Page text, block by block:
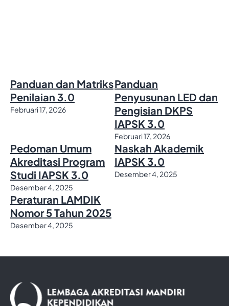
Panduan dan Matriks
Penilaian 3.0
Februari 17, 2026
Panduan
Penyusunan LED dan
Pengisian DKPS
IAPSK 3.0
Februari 17, 2026
Pedoman Umum
Akreditasi Program
Studi IAPSK 3.0
Desember 4, 2025
Naskah Akademik
IAPSK 3.0
Desember 4, 2025
Peraturan LAMDIK
Nomor 5 Tahun 2025
Desember 4, 2025